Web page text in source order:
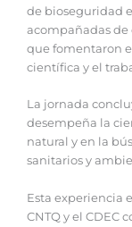
de bioseguridad
acompañadas de
que fomentaron
científica y el
La jornada
desempeña la
natural y en la
sanitarios y
Esta experiencia
CNTQ y el CDEC